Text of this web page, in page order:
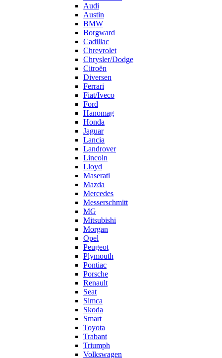
Audi
Austin
BMW
Borgward
Cadillac
Chrevrolet
Chrysler/Dodge
Citroën
Diversen
Ferrari
Fiat/Iveco
Ford
Hanomag
Honda
Jaguar
Lancia
Landrover
Lincoln
Lloyd
Maserati
Mazda
Mercedes
Messerschmitt
MG
Mitsubishi
Morgan
Opel
Peugeot
Plymouth
Pontiac
Porsche
Renault
Seat
Simca
Skoda
Smart
Toyota
Trabant
Triumph
Volkswagen